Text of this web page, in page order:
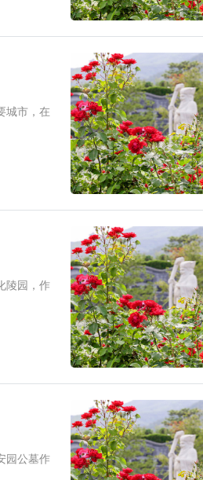
城市，在
陵园，作
园公墓作